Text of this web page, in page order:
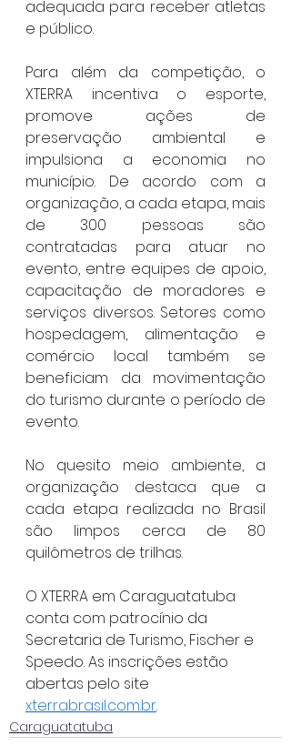
adequada para receber atletas
e público.
Para além da competição, o
XTERRA incentiva o esporte,
promove ações de
preservação ambiental e
impulsiona a economia no
município. De acordo com a
organização, a cada etapa, mais
de 300 pessoas são
contratadas para atuar no
evento, entre equipes de apoio,
capacitação de moradores e
serviços diversos. Setores como
hospedagem, alimentação e
comércio local também se
beneficiam da movimentação
do turismo durante o período de
evento.
No quesito meio ambiente, a
organização destaca que a
cada etapa realizada no Brasil
são limpos cerca de 80
quilômetros de trilhas.
O XTERRA em Caraguatatuba
conta com patrocínio da
Secretaria de Turismo, Fischer e
Speedo. As inscrições estão
abertas pelo site
xterrabrasil.com.br.
Caraguatatuba